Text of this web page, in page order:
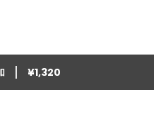
| ¥1,320